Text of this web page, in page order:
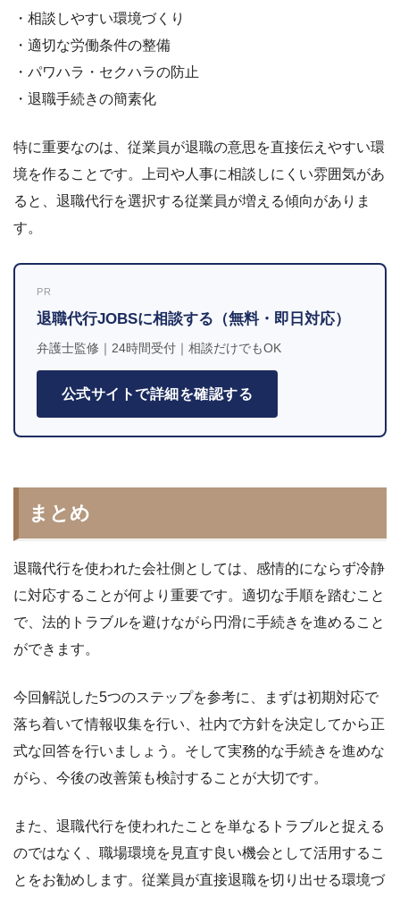
・相談しやすい環境づくり
・適切な労働条件の整備
・パワハラ・セクハラの防止
・退職手続きの簡素化
特に重要なのは、従業員が退職の意思を直接伝えやすい環
境を作ることです。上司や人事に相談しにくい雰囲気があ
ると、退職代行を選択する従業員が増える傾向がありま
す。
PR
退職代行JOBSに相談する（無料・即日対応）
弁護士監修｜24時間受付｜相談だけでもOK
公式サイトで詳細を確認する
まとめ
退職代行を使われた会社側としては、感情的にならず冷静
に対応することが何より重要です。適切な手順を踏むこと
で、法的トラブルを避けながら円滑に手続きを進めること
ができます。
今回解説した5つのステップを参考に、まずは初期対応で
落ち着いて情報収集を行い、社内で方針を決定してから正
式な回答を行いましょう。そして実務的な手続きを進めな
がら、今後の改善策も検討することが大切です。
また、退職代行を使われたことを単なるトラブルと捉える
のではなく、職場環境を見直す良い機会として活用するこ
とをお勧めします。従業員が直接退職を切り出せる環境づ